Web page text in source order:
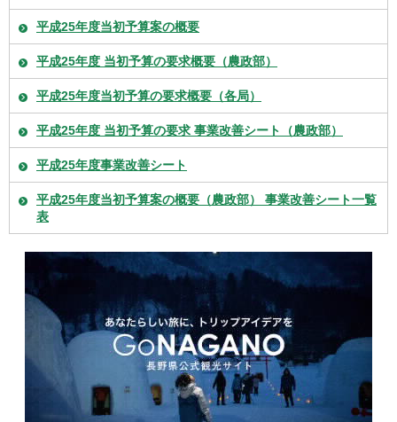
平成25年度当初予算案の概要
平成25年度 当初予算の要求概要（農政部）
平成25年度当初予算の要求概要（各局）
平成25年度 当初予算の要求 事業改善シート（農政部）
平成25年度事業改善シート
平成25年度当初予算案の概要（農政部） 事業改善シート一覧
表